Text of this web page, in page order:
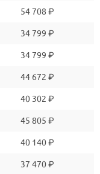
54 708 ₽
34 799 ₽
34 799 ₽
44 672 ₽
40 302 ₽
45 805 ₽
40 140 ₽
37 470 ₽